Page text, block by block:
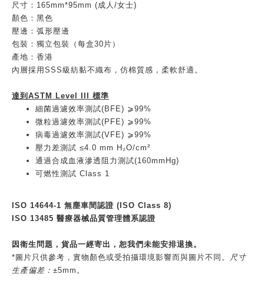
尺寸：165mm*95mm (成人/女士)
顏色：黑色
壓邊：弧形壓邊
包裝：獨立包裝（每盒30片）
產地：香港
內層採用SSS級紡黏不織布，仿棉質感，柔軟舒適。
達到ASTM Level III 標準
細菌過濾效率測試(BFE) ⩾99%
微粒過濾效率測試(PFE) ⩾99%
病毒過濾效率測試(VFE) ⩾99%
壓力差測試 ≤4.0 mm H₂O/cm²
通過合成血液滲透阻力測試(160mmHg)
可燃性測試 Class 1
ISO 14644-1 無塵車間認證 (ISO Class 8)
ISO 13485 醫療器械品質管理體系認證
因衛生問題，貨品一經寄出，恕我們未能安排退換。
*圖片只供參考，實物顏色或受拍攝環境影響而與圖片不同。 尺寸
生產偏差： ±5mm。